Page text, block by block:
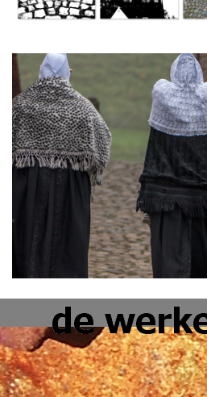
Terug naar de inhoud